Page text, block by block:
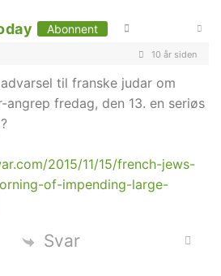
Abonnent
10 år siden
til franske judar om
angrep fredag, den 13. en seriøs
2015/11/15/french-jews-
of-impending-large-
Svar